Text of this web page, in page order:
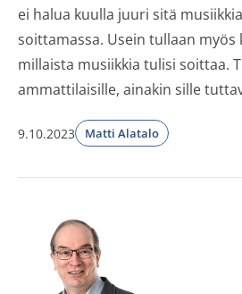
ei halua kuulla juuri sitä
soittamassa. Usein tullaan
millaista musiikkia tulisi soittaa.
ammattilaisille, ainakin sille
9.10.2023 Matti Alatalo